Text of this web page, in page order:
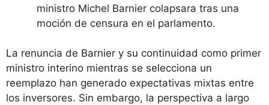
ministro Michel Barnier colapsara tras una
moción de censura en el parlamento.
La renuncia de Barnier y su continuidad como primer
ministro interino mientras se selecciona un
reemplazo han generado expectativas mixtas entre
los inversores. Sin embargo, la perspectiva a largo